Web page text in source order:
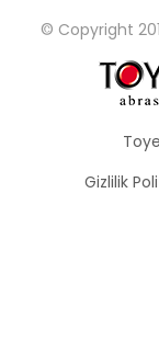
© Copyright
Gizlilik